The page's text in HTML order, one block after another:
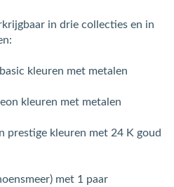
in drie collecties en in
kleuren met metalen
kleuren met metalen
prestige kleuren met 24 K goud
met 1 paar